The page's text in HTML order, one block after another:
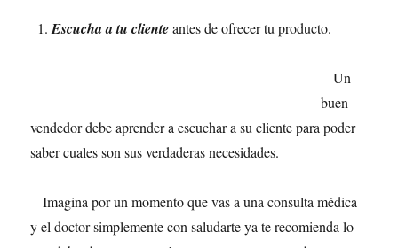
Escucha a tu clienteantes de ofrecer tu producto.
Un
buen
vendedor debe aprender a escuchar a su cliente para poder
saber cuales son sus verdaderas necesidades.
Imagina por un momento que vas a una consulta médica
y el doctor simplemente con saludarte ya te recomienda lo